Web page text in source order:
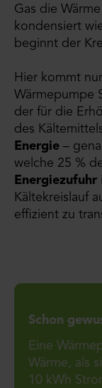
Gas die
kondensiert
beginnt der
Hier kommt
Wärmepumpe
der für die
des
Energie –
welche 25 %
Energiezufuhr
Kältekreislauf
effizient zu
Schon
Eine
Wärme, als
10 kWh